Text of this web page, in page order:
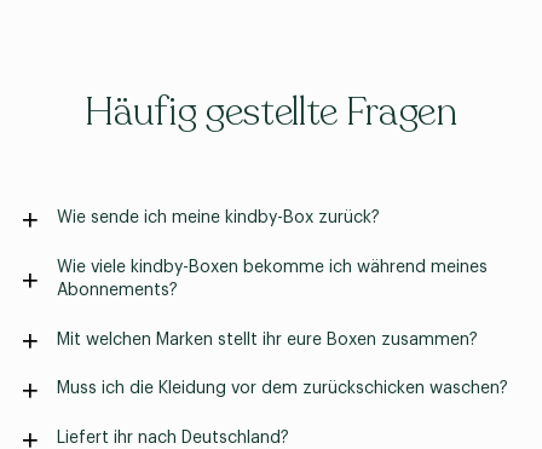
Häufig gestellte Fragen
Wie sende ich meine kindby-Box zurück?
Wie viele kindby-Boxen bekomme ich während meines
Abonnements?
Mit welchen Marken stellt ihr eure Boxen zusammen?
Muss ich die Kleidung vor dem zurückschicken waschen?
Liefert ihr nach Deutschland?